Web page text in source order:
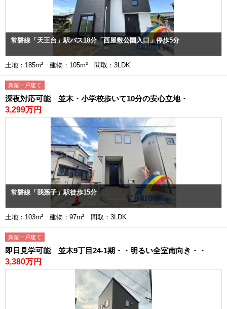
常磐線「天王台」駅バス18分「西屋敷公園入口」停歩5分
土地：185m² 建物：105m² 間取：3LDK
新築一戸建て
深夜対応可能 並木・小学校歩いて10分の安心立地・
3,299万円
常磐線「我孫子」駅徒歩15分
土地：103m² 建物：97m² 間取：3LDK
新築一戸建て
即日見学可能 並木9丁目24-1期・・明るい全室南向き・・
3,380万円